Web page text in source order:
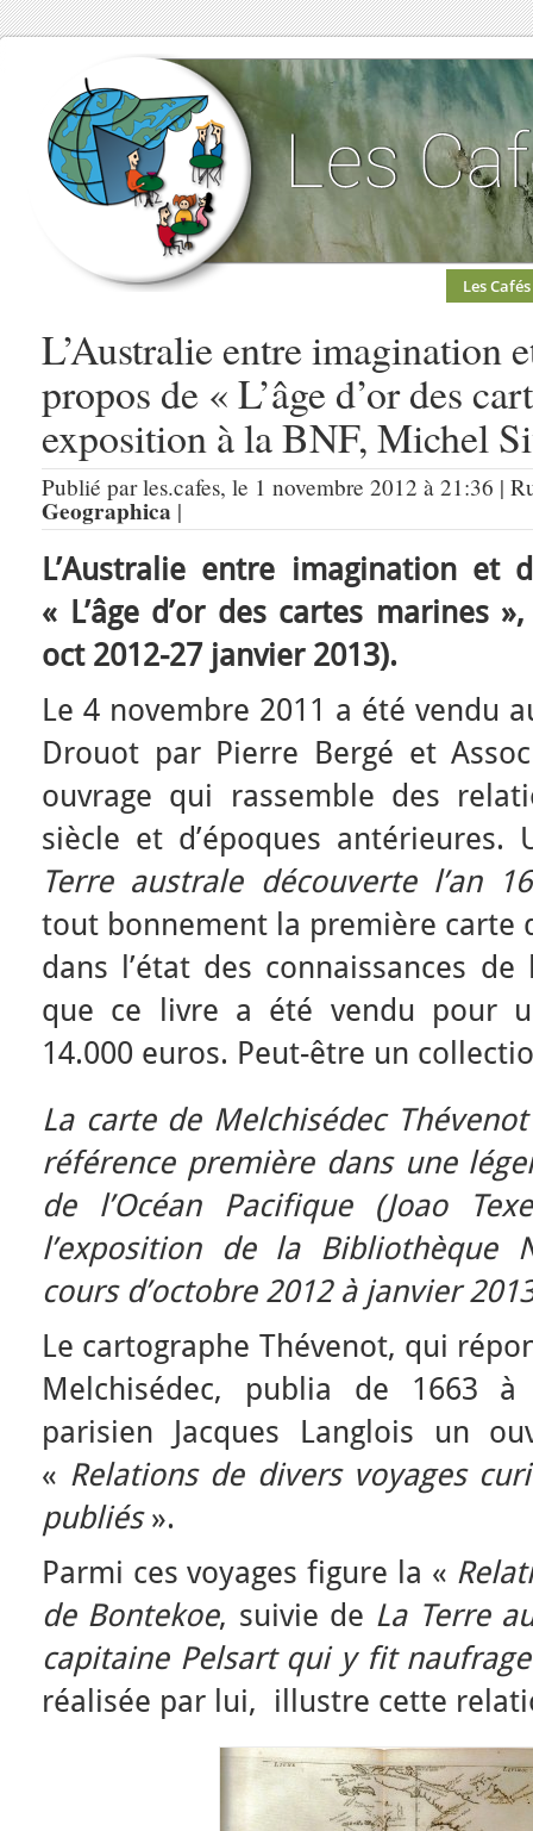
Les Cafés
L’Australie entre imagination
propos de « L’âge d’or des
exposition à la BNF, Michel
Publié par les.cafes, le 1 novembre 2012 à 21:36 |
Geographica |
L’Australie entre imagination et
« L’âge d’or des cartes marines
oct 2012-27 janvier 2013).
Le 4 novembre 2011 a été vendu
Drouot par Pierre Bergé et
ouvrage qui rassemble des
siècle et d’époques antérieures.
Terre australe découverte l’an
tout bonnement la première carte
dans l’état des connaissances
que ce livre a été vendu pour
14.000 euros. Peut-être un
La carte de Melchisédec
référence première dans une
de l’Océan Pacifique (Joao
l’exposition de la Bibliothèque
cours d’octobre 2012 à janvier
Le cartographe Thévenot, qui
Melchisédec, publia de 1663 à
parisien Jacques Langlois un
« Relations de divers voyages
publiés».
Parmi ces voyages figure la «
de Bontekoe, suivie de La Terre
capitaine Pelsart qui y fit naufrage
réalisée par lui, illustre cette